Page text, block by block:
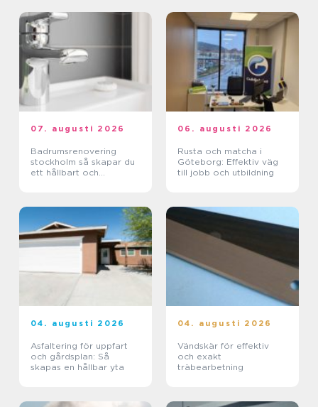
07. augusti 2026
Badrumsrenovering
stockholm så skapar du
ett hållbart och
06. augusti 2026
Rusta och matcha i
Göteborg: Effektiv väg
till jobb och utbildning
04. augusti 2026
Asfaltering för uppfart
och gårdsplan: Så
skapas en hållbar yta
04. augusti 2026
Vändskär för effektiv
och exakt
träbearbetning